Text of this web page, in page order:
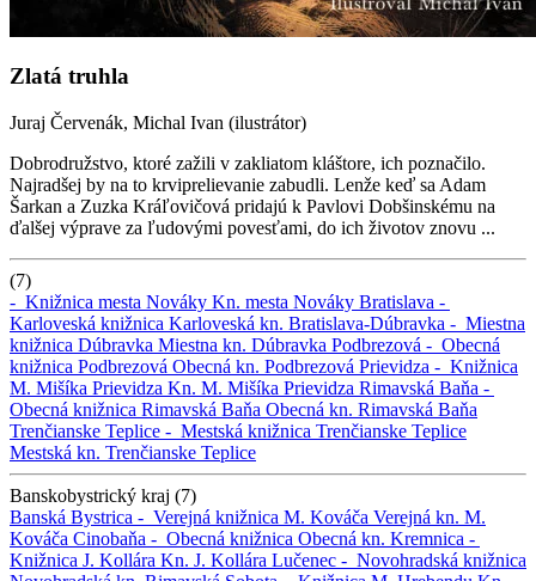
Zlatá truhla
Juraj Červenák, Michal Ivan (ilustrátor)
Dobrodružstvo, ktoré zažili v zakliatom kláštore, ich poznačilo.
Najradšej by na to krviprelievanie zabudli. Lenže keď sa Adam
Šarkan a Zuzka Kráľovičová pridajú k Pavlovi Dobšinskému na
ďalšej výprave za ľudovými povesťami, do ich životov znovu ...
(7)
- Knižnica mesta Nováky Kn. mesta Nováky Bratislava -
Karloveská knižnica Karloveská kn. Bratislava-Dúbravka - Miestna
knižnica Dúbravka Miestna kn. Dúbravka Podbrezová - Obecná
knižnica Podbrezová Obecná kn. Podbrezová Prievidza - Knižnica
M. Mišíka Prievidza Kn. M. Mišíka Prievidza Rimavská Baňa -
Obecná knižnica Rimavská Baňa Obecná kn. Rimavská Baňa
Trenčianske Teplice - Mestská knižnica Trenčianske Teplice
Mestská kn. Trenčianske Teplice
Banskobystrický kraj (7)
Banská Bystrica - Verejná knižnica M. Kováča Verejná kn. M.
Kováča Cinobaňa - Obecná knižnica Obecná kn. Kremnica -
Knižnica J. Kollára Kn. J. Kollára Lučenec - Novohradská knižnica